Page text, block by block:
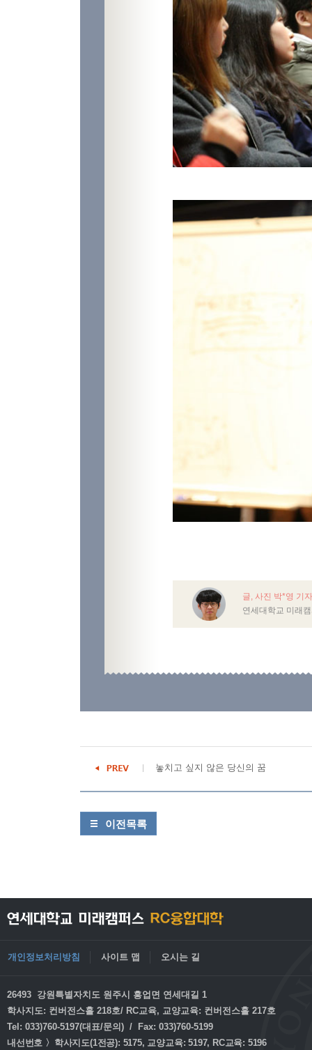
글, 사진 박*영 기
연세대학교 미래
놓치고 싶지 않은 당신의 꿈
이전목록
개인정보처리방침 사이트 맵 오시는 길
26493 강원특별자치도 원주시 흥업면 연세대길 1
학사지도: 컨버전스홀 218호/ RC교육, 교양교육: 컨버전스홀 217호
Tel: 033)760-5197(대표/문의) / Fax: 033)760-5199
내선번호 〉학사지도(1전공): 5175, 교양교육: 5197, RC교육: 5196